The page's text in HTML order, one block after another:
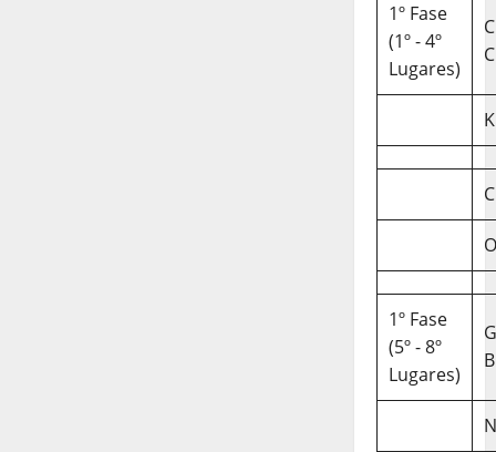
1º Fase
(1º - 4º
Lugares)
C
1º Fase
(5º - 8º
Lugares)
B